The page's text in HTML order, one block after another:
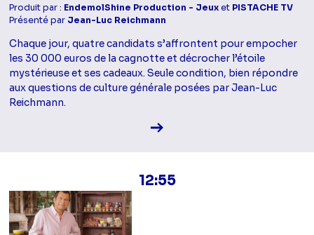
Produit par : EndemolShine Production - Jeuxet PISTACHE TV
Présenté par Jean-Luc Reichmann
Chaque jour, quatre candidats s’affrontent pour empocher
les 30 000 euros de la cagnotte et décrocher l’étoile
mystérieuse et ses cadeaux. Seule condition, bien répondre
aux questions de culture générale posées par Jean-Luc
Reichmann.
Voir la fiche diffusion
12:55